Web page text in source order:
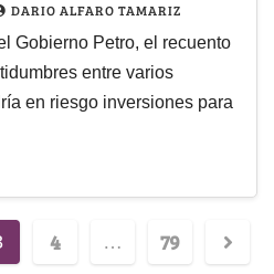
DARIO ALFARO TAMARIZ
Gobierno Petro, el recuento
entre varios
en riesgo inversiones para
4 … 79